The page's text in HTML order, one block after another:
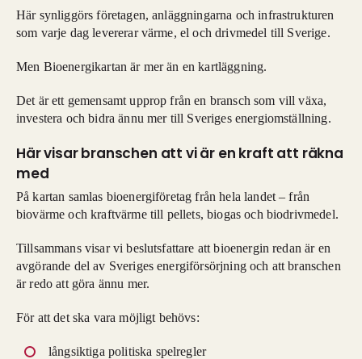
Här synliggörs företagen, anläggningarna och infrastrukturen
som varje dag levererar värme, el och drivmedel till Sverige.
Men Bioenergikartan är mer än en kartläggning.
Det är ett gemensamt upprop från en bransch som vill växa,
investera och bidra ännu mer till Sveriges energiomställning.
Här visar branschen att vi är en kraft att räkna
med
På kartan samlas bioenergiföretag från hela landet – från
biovärme och kraftvärme till pellets, biogas och biodrivmedel.
Tillsammans visar vi beslutsfattare att bioenergin redan är en
avgörande del av Sveriges energiförsörjning och att branschen
är redo att göra ännu mer.
För att det ska vara möjligt behövs:
långsiktiga politiska spelregler